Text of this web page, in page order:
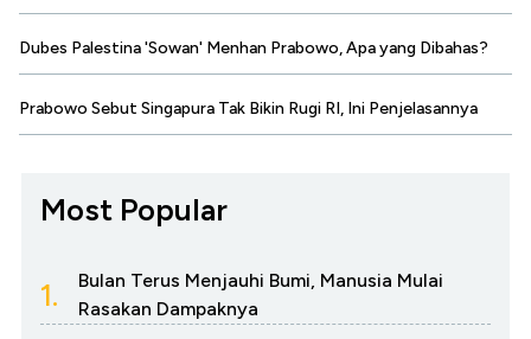
Dubes Palestina 'Sowan' Menhan Prabowo, Apa yang Dibahas?
Prabowo Sebut Singapura Tak Bikin Rugi RI, Ini Penjelasannya
Most Popular
1.
Bulan Terus Menjauhi Bumi, Manusia Mulai
Rasakan Dampaknya